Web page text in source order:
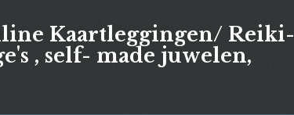
Kaartleggingen/ Reiki-
, self- made juwelen,